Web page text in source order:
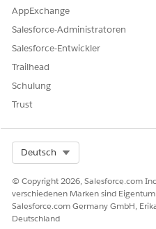
AppExchange
Salesforce-Administratoren
Salesforce-Entwickler
Trailhead
Schulung
Trust
Deutsch
© Copyright 2026, Salesforce.com
verschiedenen Marken sind
Salesforce.com Germany GmbH,
Deutschland